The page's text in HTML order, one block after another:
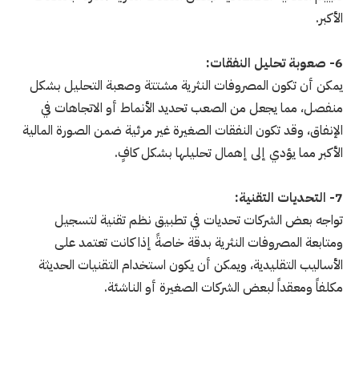
الأكبر.
6- صعوبة تحليل النفقات:
يمكن أن تكون المصروفات النثرية مشتتة وصعبة التحليل بشكل
منفصل، مما يجعل من الصعب تحديد الأنماط أو الاتجاهات في
الإنفاق، وقد تكون النفقات الصغيرة غير مرئية ضمن الصورة المالية
الأكبر مما يؤدي إلى إهمال تحليلها بشكل كافٍ.
7- التحديات التقنية:
تواجه بعض الشركات تحديات في تطبيق نظم تقنية لتسجيل
ومتابعة المصروفات النثرية بدقة خاصةً إذا كانت تعتمد على
الأساليب التقليدية، ويمكن أن يكون استخدام التقنيات الحديثة
مكلفاً ومعقداً لبعض الشركات الصغيرة أو الناشئة.